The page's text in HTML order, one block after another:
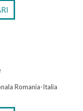
Romania-Italia